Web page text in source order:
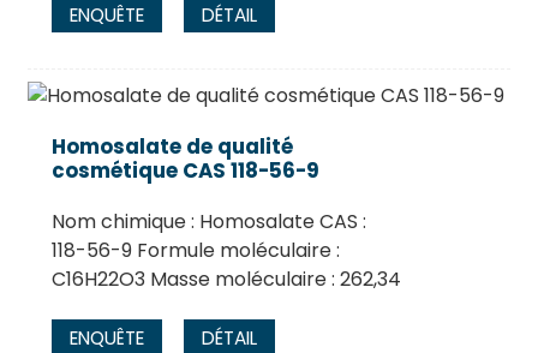
ENQUÊTE DÉTAIL
Homosalate de qualité
cosmétique CAS 118-56-9
Nom chimique : Homosalate CAS :
118-56-9 Formule moléculaire :
C16H22O3 Masse moléculaire : 262,34
ENQUÊTE DÉTAIL